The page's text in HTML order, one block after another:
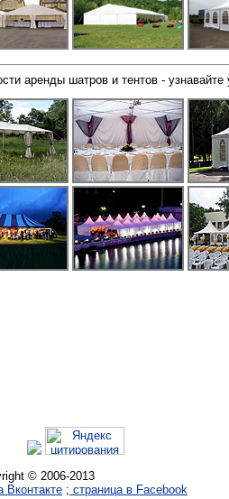
аренды шатров и тентов -
© 2006-2013
Вконтакте ; cтраница в Facebook